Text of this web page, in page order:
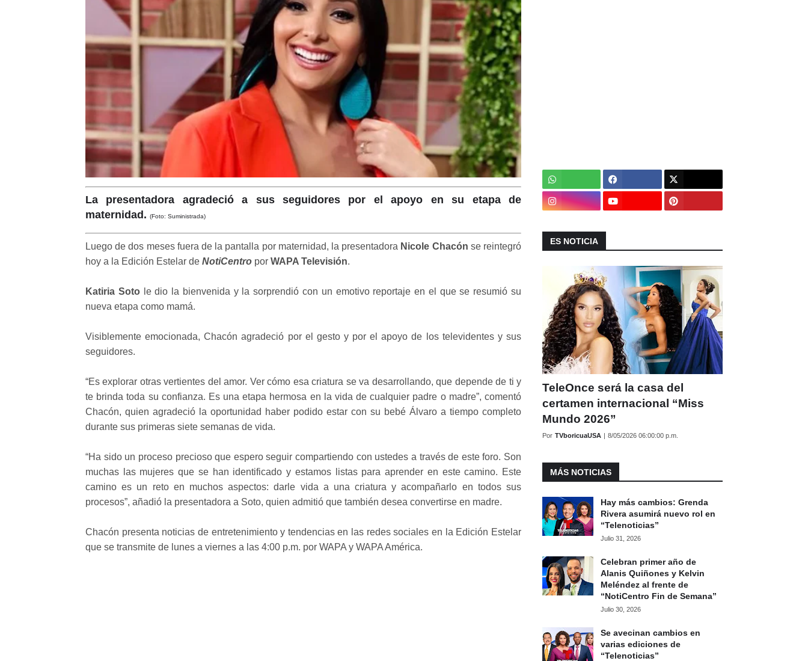
La presentadora agradeció a sus seguidores por el apoyo en su etapa de
maternidad. (Foto: Suministrada)
Luego de dos meses fuera de la pantalla por maternidad, la presentadora Nicole Chacón se reintegró
hoy a la Edición Estelar de NotiCentro por WAPA Televisión.
Katiria Sotole dio la bienvenida y la sorprendió con un emotivo reportaje en el que se resumió su
nueva etapa como mamá.
Visiblemente emocionada, Chacón agradeció por el gesto y por el apoyo de los televidentes y sus
seguidores.
“Es explorar otras vertientes del amor. Ver cómo esa criatura se va desarrollando, que depende de ti y
te brinda toda su confianza. Es una etapa hermosa en la vida de cualquier padre o madre”, comentó
Chacón, quien agradeció la oportunidad haber podido estar con su bebé Álvaro a tiempo completo
durante sus primeras siete semanas de vida.
“Ha sido un proceso precioso que espero seguir compartiendo con ustedes a través de este foro. Son
muchas las mujeres que se han identificado y estamos listas para aprender en este camino. Este
camino es un reto en muchos aspectos: darle vida a una criatura y acompañarlo en todos sus
procesos”, añadió la presentadora a Soto, quien admitió que también desea convertirse en madre.
Chacón presenta noticias de entretenimiento y tendencias en las redes sociales en la Edición Estelar
que se transmite de lunes a viernes a las 4:00 p.m. por WAPA y WAPA América.
ES NOTICIA
TeleOnce será la casa del
certamen internacional “Miss
Mundo 2026”
Por TVboricuaUSA | 8/05/2026 06:00:00 p.m.
MÁS NOTICIAS
Hay más cambios: Grenda
Rivera asumirá nuevo rol en
“Telenoticias”
Julio 31, 2026
Celebran primer año de
Alanis Quiñones y Kelvin
Meléndez al frente de
“NotiCentro Fin de Semana”
Julio 30, 2026
Se avecinan cambios en
varias ediciones de
“Telenoticias”